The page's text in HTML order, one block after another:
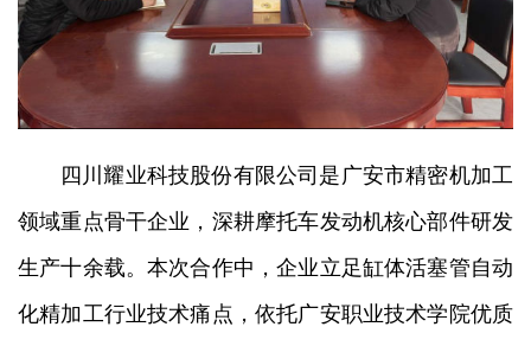
四川耀业科技股份有限公司是广安市精密机加工
领域重点骨干企业，深耕摩托车发动机核心部件研发
生产十余载。本次合作中，企业立足缸体活塞管自动
化精加工行业技术痛点，依托广安职业技术学院优质